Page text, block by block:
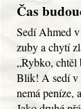
Čas
Sedí Ahmed
zuby a chytí
„Rybko, chtěl
Blik! A sedí v
nemá peníze,